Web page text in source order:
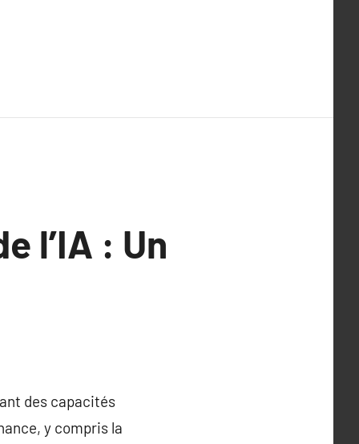
l’IA : Un
des capacités
y compris la